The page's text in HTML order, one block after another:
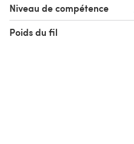
Niveau de compétence
Poids du fil